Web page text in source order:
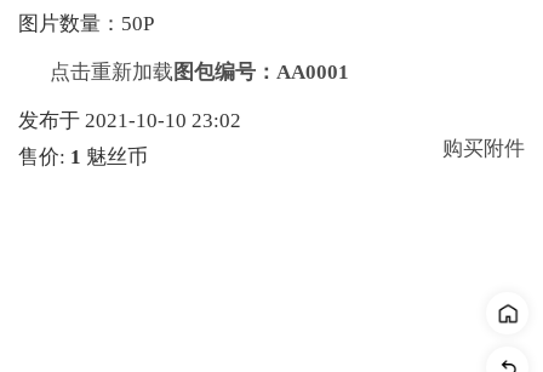
图片数量：50P
点击重新加载 图包编号：AA0001
发布于 2021-10-10 23:02
售价: 1 魅丝币 购买附件